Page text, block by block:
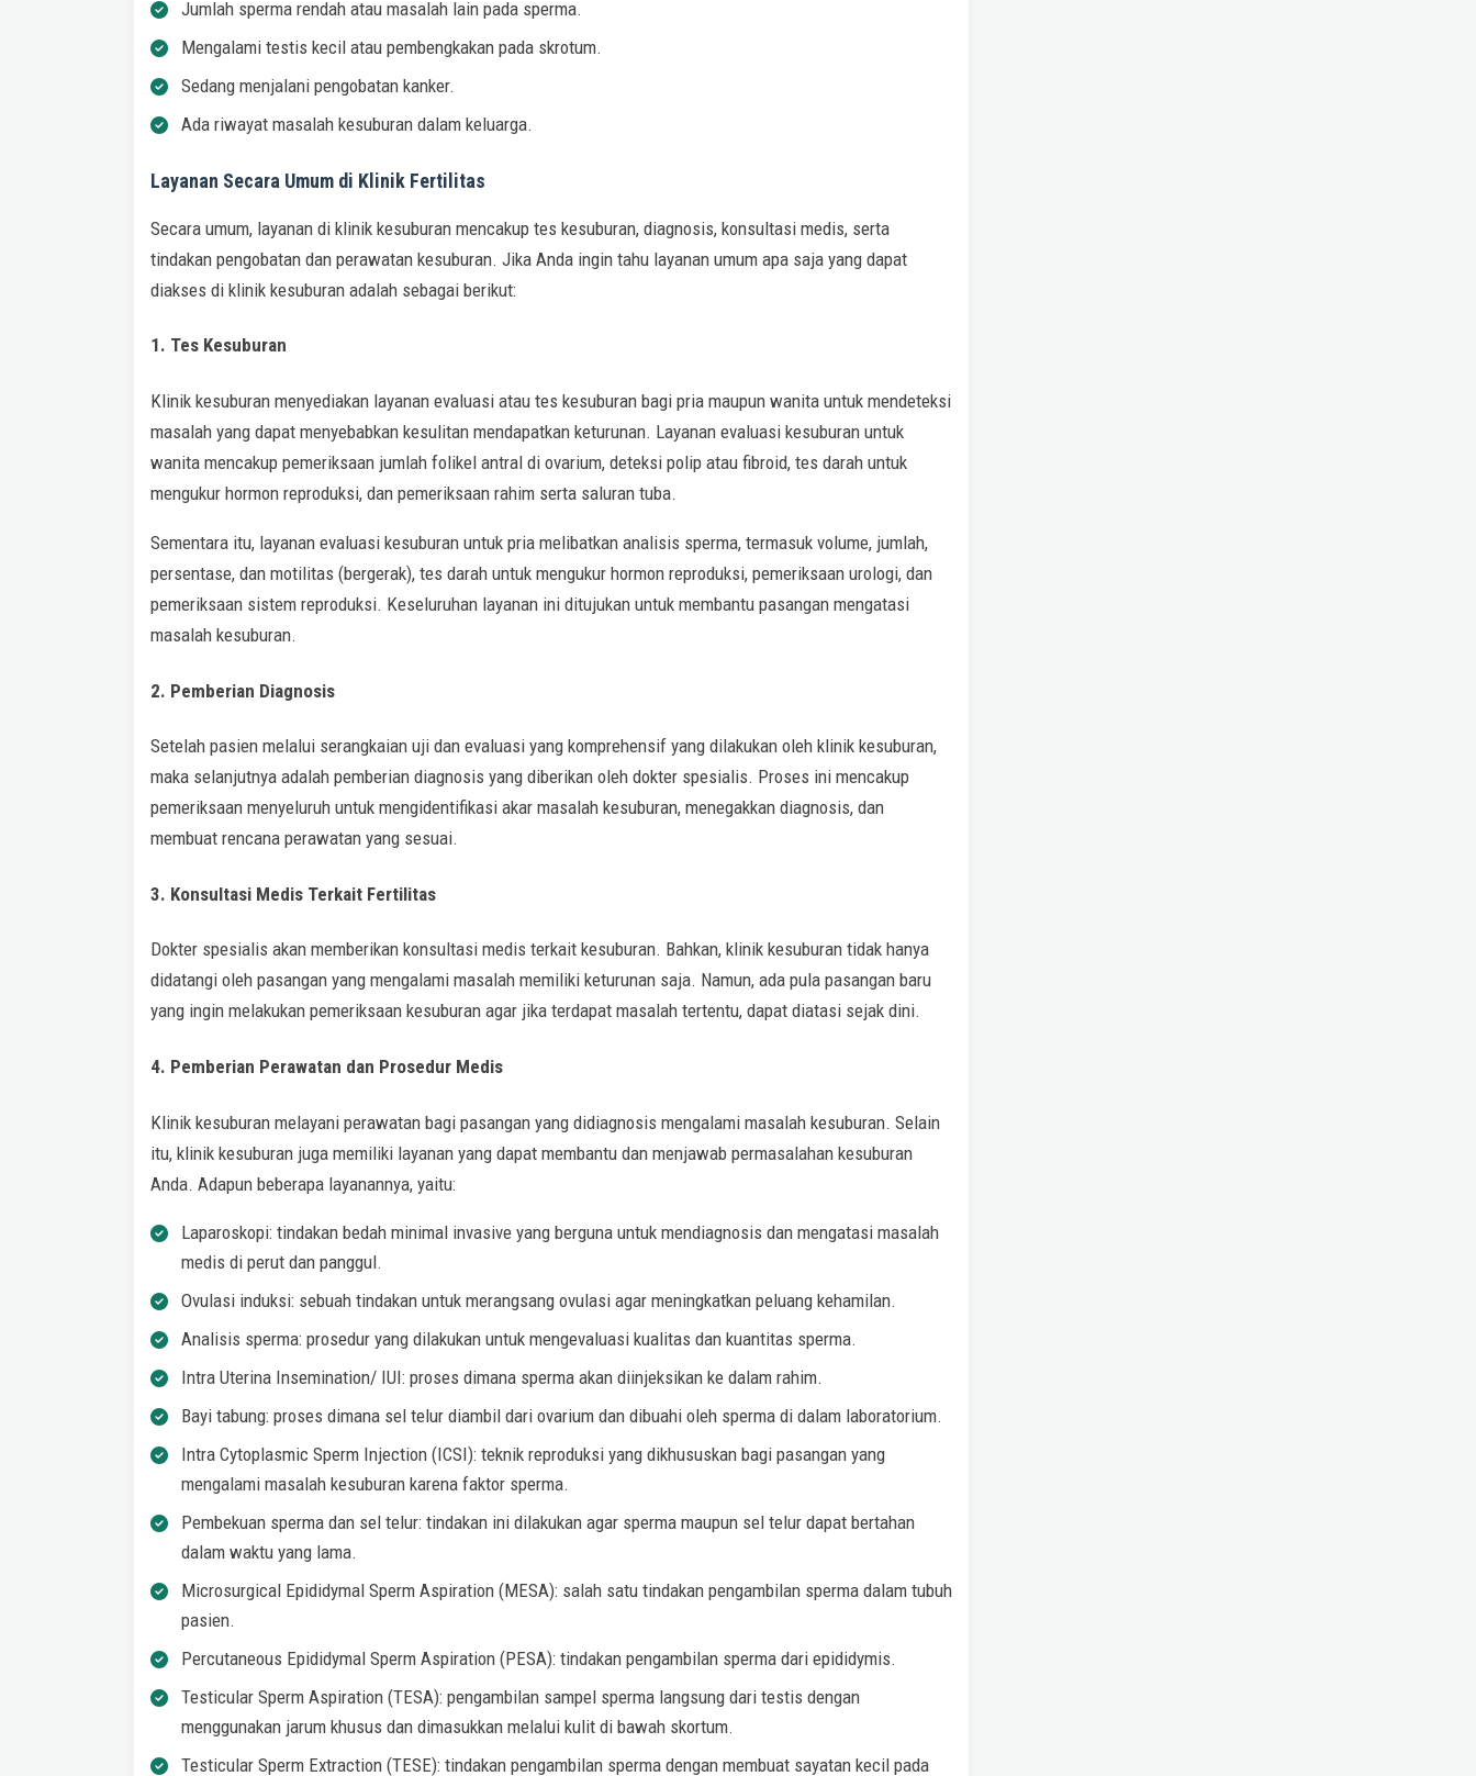
Jumlah sperma rendah atau masalah lain pada sperma.
Mengalami testis kecil atau pembengkakan pada skrotum.
Sedang menjalani pengobatan kanker.
Ada riwayat masalah kesuburan dalam keluarga.
Layanan Secara Umum di Klinik Fertilitas
Secara umum, layanan di klinik kesuburan mencakup tes kesuburan, diagnosis, konsultasi medis, serta
tindakan pengobatan dan perawatan kesuburan. Jika Anda ingin tahu layanan umum apa saja yang dapat
diakses di klinik kesuburan adalah sebagai berikut:
1. Tes Kesuburan
Klinik kesuburan menyediakan layanan evaluasi atau tes kesuburan bagi pria maupun wanita untuk mendeteksi
masalah yang dapat menyebabkan kesulitan mendapatkan keturunan. Layanan evaluasi kesuburan untuk
wanita mencakup pemeriksaan jumlah folikel antral di ovarium, deteksi polip atau fibroid, tes darah untuk
mengukur hormon reproduksi, dan pemeriksaan rahim serta saluran tuba.
Sementara itu, layanan evaluasi kesuburan untuk pria melibatkan analisis sperma, termasuk volume, jumlah,
persentase, dan motilitas (bergerak), tes darah untuk mengukur hormon reproduksi, pemeriksaan urologi, dan
pemeriksaan sistem reproduksi. Keseluruhan layanan ini ditujukan untuk membantu pasangan mengatasi
masalah kesuburan.
2. Pemberian Diagnosis
Setelah pasien melalui serangkaian uji dan evaluasi yang komprehensif yang dilakukan oleh klinik kesuburan,
maka selanjutnya adalah pemberian diagnosis yang diberikan oleh dokter spesialis. Proses ini mencakup
pemeriksaan menyeluruh untuk mengidentifikasi akar masalah kesuburan, menegakkan diagnosis, dan
membuat rencana perawatan yang sesuai.
3. Konsultasi Medis Terkait Fertilitas
Dokter spesialis akan memberikan konsultasi medis terkait kesuburan. Bahkan, klinik kesuburan tidak hanya
didatangi oleh pasangan yang mengalami masalah memiliki keturunan saja. Namun, ada pula pasangan baru
yang ingin melakukan pemeriksaan kesuburan agar jika terdapat masalah tertentu, dapat diatasi sejak dini.
4. Pemberian Perawatan dan Prosedur Medis
Klinik kesuburan melayani perawatan bagi pasangan yang didiagnosis mengalami masalah kesuburan. Selain
itu, klinik kesuburan juga memiliki layanan yang dapat membantu dan menjawab permasalahan kesuburan
Anda. Adapun beberapa layanannya, yaitu:
Laparoskopi: tindakan bedah minimal invasive yang berguna untuk mendiagnosis dan mengatasi masalah
medis di perut dan panggul.
Ovulasi induksi: sebuah tindakan untuk merangsang ovulasi agar meningkatkan peluang kehamilan.
Analisis sperma: prosedur yang dilakukan untuk mengevaluasi kualitas dan kuantitas sperma.
Intra Uterina Insemination/ IUI: proses dimana sperma akan diinjeksikan ke dalam rahim.
Bayi tabung: proses dimana sel telur diambil dari ovarium dan dibuahi oleh sperma di dalam laboratorium.
Intra Cytoplasmic Sperm Injection (ICSI): teknik reproduksi yang dikhususkan bagi pasangan yang
mengalami masalah kesuburan karena faktor sperma.
Pembekuan sperma dan sel telur: tindakan ini dilakukan agar sperma maupun sel telur dapat bertahan
dalam waktu yang lama.
Microsurgical Epididymal Sperm Aspiration (MESA): salah satu tindakan pengambilan sperma dalam tubuh
pasien.
Percutaneous Epididymal Sperm Aspiration (PESA): tindakan pengambilan sperma dari epididymis.
Testicular Sperm Aspiration (TESA): pengambilan sampel sperma langsung dari testis dengan
menggunakan jarum khusus dan dimasukkan melalui kulit di bawah skortum.
Testicular Sperm Extraction (TESE): tindakan pengambilan sperma dengan membuat sayatan kecil pada